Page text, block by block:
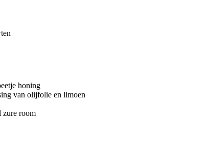
honing
van olijfolie en limoen
zure room